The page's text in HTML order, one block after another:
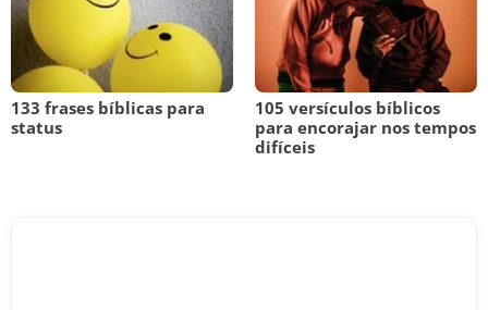
133 frases bíblicas para
status
105 versículos bíblicos
para encorajar nos tempos
difíceis